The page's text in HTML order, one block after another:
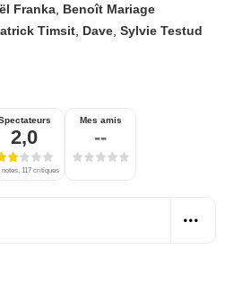
Franka Benoît Mariage
Timsit Dave ,Sylvie Testud
2,0
notes, 117 critiques
Mes amis
--